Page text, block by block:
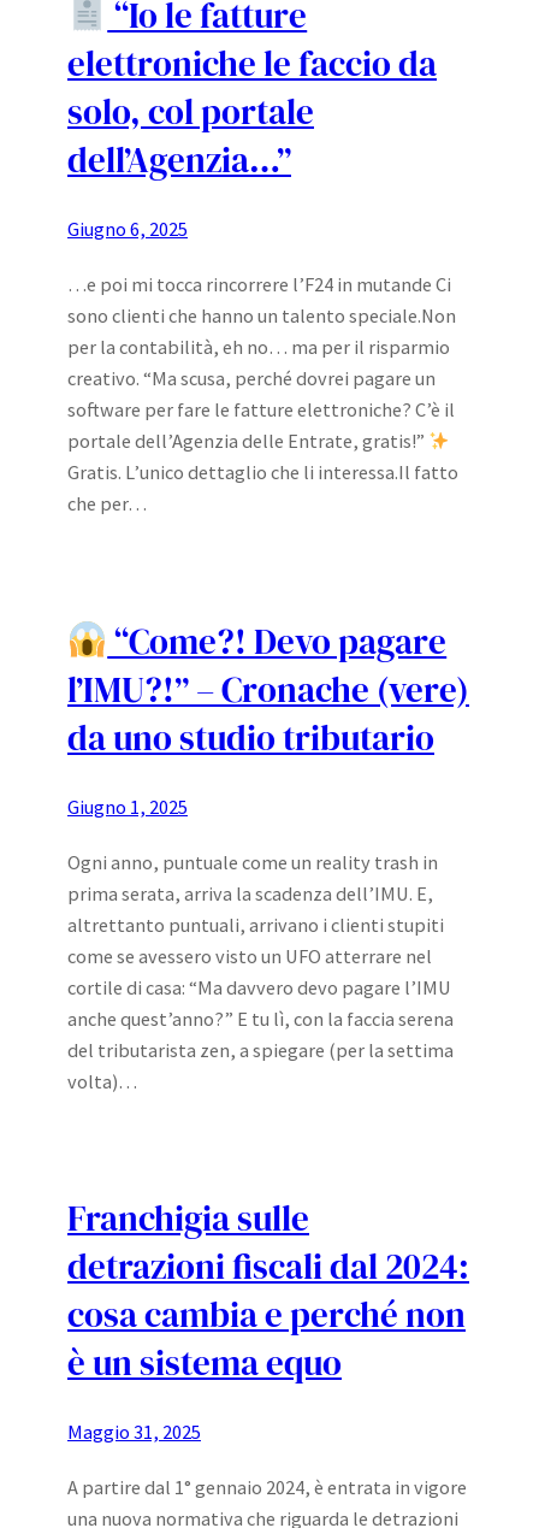
“Io le fatture
elettroniche le faccio da
solo, col portale
dell’Agenzia…”
Giugno 6, 2025
…e poi mi tocca rincorrere l’F24 in mutande Ci
sono clienti che hanno un talento speciale.Non
per la contabilità, eh no… ma per il risparmio
creativo. “Ma scusa, perché dovrei pagare un
software per fare le fatture elettroniche? C’è il
portale dell’Agenzia delle Entrate, gratis!”
Gratis. L’unico dettaglio che li interessa.Il fatto
che per…
“Come?! Devo pagare
l’IMU?!” – Cronache (vere)
da uno studio tributario
Giugno 1, 2025
Ogni anno, puntuale come un reality trash in
prima serata, arriva la scadenza dell’IMU. E,
altrettanto puntuali, arrivano i clienti stupiti
come se avessero visto un UFO atterrare nel
cortile di casa: “Ma davvero devo pagare l’IMU
anche quest’anno?” E tu lì, con la faccia serena
del tributarista zen, a spiegare (per la settima
volta)…
Franchigia sulle
detrazioni fiscali dal 2024:
cosa cambia e perché non
è un sistema equo
Maggio 31, 2025
A partire dal 1° gennaio 2024, è entrata in vigore
una nuova normativa che riguarda le detrazioni